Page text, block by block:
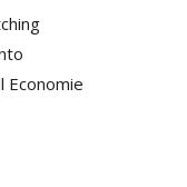
Economie